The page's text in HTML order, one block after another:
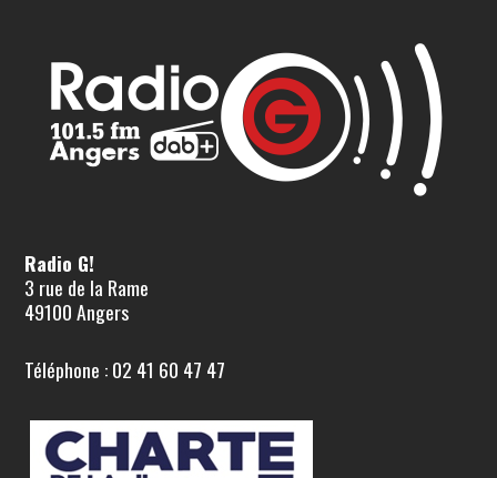
Radio G!
3 rue de la Rame
49100 Angers
Téléphone : 02 41 60 47 47